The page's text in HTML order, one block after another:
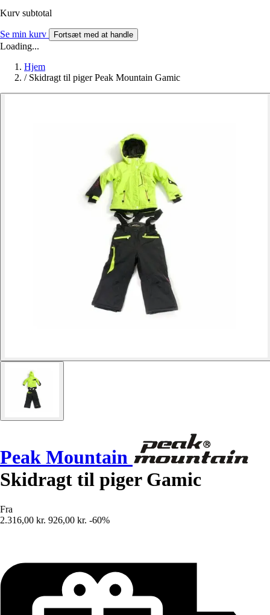
Kurv subtotal
Se min kurv Fortsæt med at handle
Loading...
Hjem
/ Skidragt til piger Peak Mountain Gamic
Peak Mountain
Skidragt til piger Gamic
Fra
2.316,00 kr. 926,00 kr. -60%